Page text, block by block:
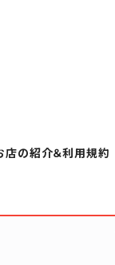
店の紹介＆利用規約